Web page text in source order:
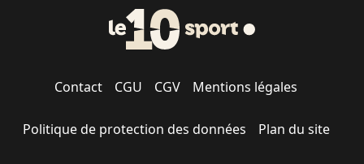
Contact CGU CGV Mentions légales
Politique de protection des données Plan du site